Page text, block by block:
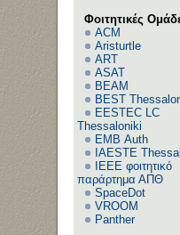
Φοιτητικές
ACM
Aristurtle
ART
ASAT
BEAM
BEST
EESTEC LC
Thessaloniki
EΜΒ Auth
IAESTE
IEEE φοιτητικό
παράρτημα ΑΠΘ
SpaceDot
VROOM
Panther